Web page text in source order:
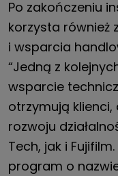
Po zakończeniu
korzysta również
i wsparcia
“Jedną z
wsparcie
otrzymują
rozwoju
Tech, jak i
program o